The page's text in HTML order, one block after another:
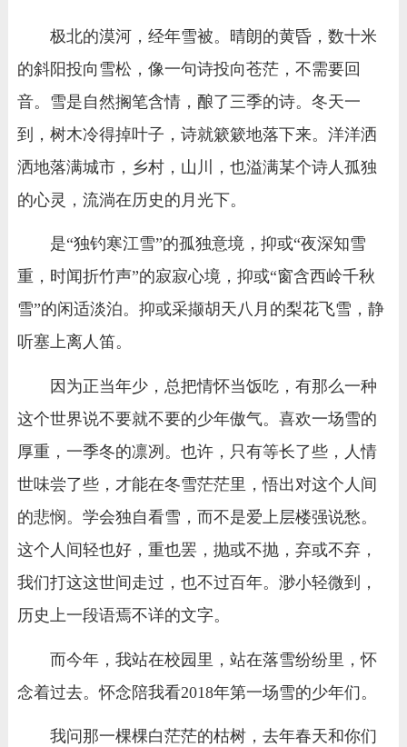
极北的漠河，经年雪被。晴朗的黄昏，数十米
的斜阳投向雪松，像一句诗投向苍茫，不需要回
音。雪是自然搁笔含情，酿了三季的诗。冬天一
到，树木冷得掉叶子，诗就簌簌地落下来。洋洋洒
洒地落满城市，乡村，山川，也溢满某个诗人孤独
的心灵，流淌在历史的月光下。
是“独钓寒江雪”的孤独意境，抑或“夜深知雪
重，时闻折竹声”的寂寂心境，抑或“窗含西岭千秋
雪”的闲适淡泊。抑或采撷胡天八月的梨花飞雪，静
听塞上离人笛。
因为正当年少，总把情怀当饭吃，有那么一种
这个世界说不要就不要的少年傲气。喜欢一场雪的
厚重，一季冬的凛冽。也许，只有等长了些，人情
世味尝了些，才能在冬雪茫茫里，悟出对这个人间
的悲悯。学会独自看雪，而不是爱上层楼强说愁。
这个人间轻也好，重也罢，抛或不抛，弃或不弃，
我们打这这世间走过，也不过百年。渺小轻微到，
历史上一段语焉不详的文字。
而今年，我站在校园里，站在落雪纷纷里，怀
念着过去。怀念陪我看2018年第一场雪的少年们。
我问那一棵棵白茫茫的枯树，去年春天和你们